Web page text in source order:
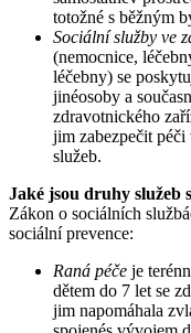
totožné s běžným
Sociální služby ve
(nemocnice,
léčebny) se
jinéosoby a
zdravotnického
jim zabezpečit
služeb.
Jaké jsou druhy služeb
Zákon o sociálních
sociální prevence:
Raná péče je
dětem do 7 let se
jim napomáhala